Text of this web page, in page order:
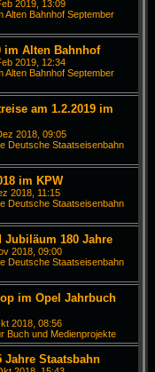
2019, 13:09
Alten Bahnhof September
im Alten Bahnhof
2019, 12:34
Alten Bahnhof September
am 1.2.2019 im
2018, 09:05
Deutsche Staatseisenbahn
im KPW
2018, 11:15
Deutsche Staatseisenbahn
180 Jahre
2018, 09:00
Deutsche Staatseisenbahn
im Opel Jahrbuch
2018, 08:56
Buch und Medienprojekte
Jahre Staatsbahn